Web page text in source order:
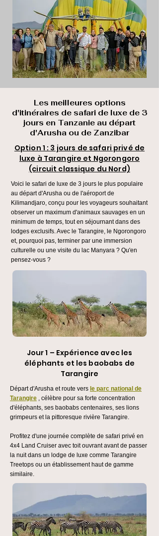
Les meilleures options
d'itinéraires de safari de luxe de 3
jours en Tanzanie au départ
d'Arusha ou de Zanzibar
Option 1 : 3 jours de safari privé de
luxe à Tarangire et Ngorongoro
(circuit classique du Nord)
Voici le safari de luxe de 3 jours le plus populaire
au départ d'Arusha ou de l'aéroport de
Kilimandjaro, conçu pour les voyageurs souhaitant
observer un maximum d'animaux sauvages en un
minimum de temps, tout en séjournant dans des
lodges exclusifs. Avec le Tarangire, le Ngorongoro
et, pourquoi pas, terminer par une immersion
culturelle ou une visite du lac Manyara ? Qu'en
pensez-vous ?
Jour 1 – Expérience avec les
éléphants et les baobabs de
Tarangire
Départ d'Arusha et route vers le parc national de
Tarangire , célèbre pour sa forte concentration
d'éléphants, ses baobabs centenaires, ses lions
grimpeurs et la pittoresque rivière Tarangire.
Profitez d'une journée complète de safari privé en
4x4 Land Cruiser avec toit ouvrant avant de passer
la nuit dans un lodge de luxe comme Tarangire
Treetops ou un établissement haut de gamme
similaire.